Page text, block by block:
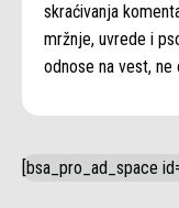
skraćivanja
mržnje, uvrede i
odnose na vest, ne
[bsa_pro_ad_space